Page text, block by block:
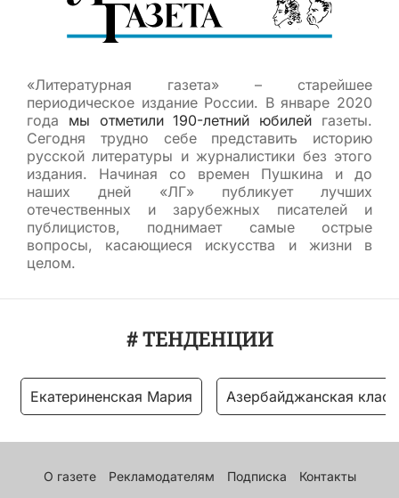
«Литературная газета» – старейшее
периодическое издание России. В январе 2020
года мы отметили 190-летний юбилей газеты.
Сегодня трудно себе представить историю
русской литературы и журналистики без этого
издания. Начиная со времен Пушкина и до
наших дней «ЛГ» публикует лучших
отечественных и зарубежных писателей и
публицистов, поднимает самые острые
вопросы, касающиеся искусства и жизни в
целом.
# ТЕНДЕНЦИИ
Екатериненская Мария Азербайджанская
О газете Рекламодателям Подписка Контакты